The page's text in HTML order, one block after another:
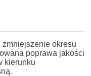
okresu
poprawa jakości
kierunku